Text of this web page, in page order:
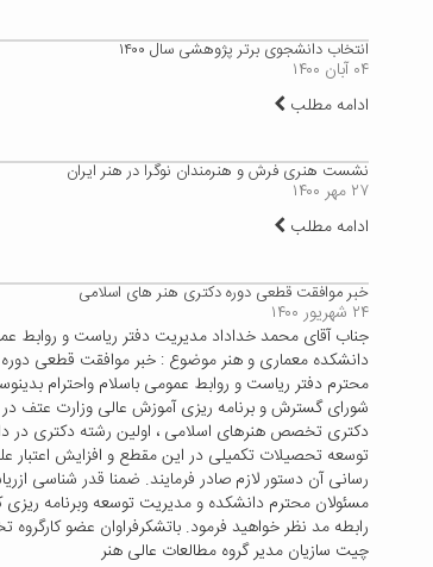
انتخاب دانشجوی برتر پژوهشی سال ۱۴۰۰
۰۴ آبان ۱۴۰۰
ادامه مطلب
نشست هنری فرش و هنرمندان نوگرا در هنر ایران
۲۷ مهر ۱۴۰۰
ادامه مطلب
خبر موافقت قطعی دوره دکتری هنر های اسلامی
۲۴ شهریور ۱۴۰۰
جناب آقای محمد خداداد مدیریت دفتر ریاست و روابط
دانشکده معماری و هنر موضوع : خبر موافقت قطعی دوره
محترم دفتر ریاست و روابط عمومی باسلام واحترام
دکتری تخصص هنرهای اسلامی ، اولین رشته دکتری در
توسعه تحصیلات تکمیلی در این مقطع و افزایش
رسانی آن دستور لازم صادر فرمایند. ضمنا قدر شناسی
مسئولان محترم دانشکده و مدیریت توسعه وبرنامه
رابطه مد نظر خواهید فرمود. باتشکرفراوان عضو
چیت سازیان مدیر گروه مطالعات عالی هنر